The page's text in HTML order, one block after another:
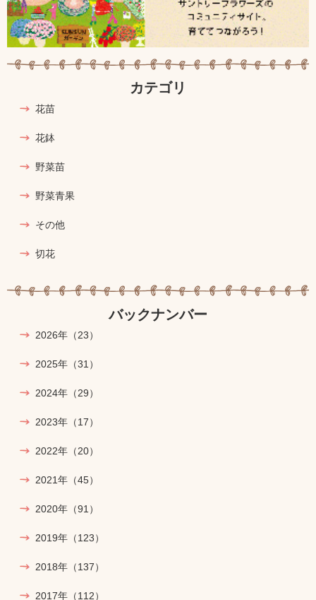
カテゴリ
花苗
花鉢
野菜苗
野菜青果
その他
切花
バックナンバー
2026年 （23）
2025年 （31）
2024年 （29）
2023年 （17）
2022年 （20）
2021年 （45）
2020年 （91）
2019年 （123）
2018年 （137）
2017年 （112）